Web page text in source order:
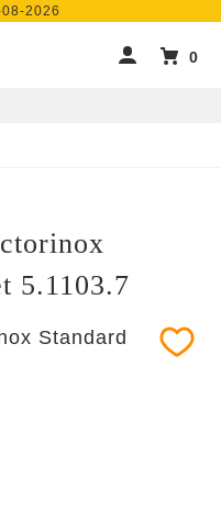
2026
0
5.1103.7